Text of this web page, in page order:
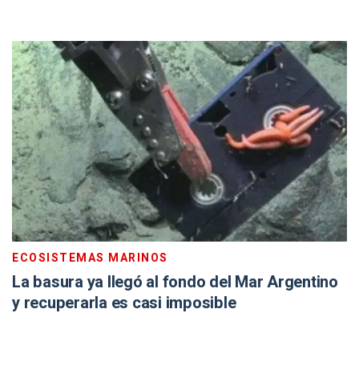
ECOSISTEMAS MARINOS
La basura ya llegó al fondo del Mar Argentino
y recuperarla es casi imposible